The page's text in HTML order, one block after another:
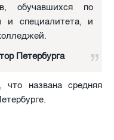
обучавшихся по
и специалитета, и
Петербурга
названа средняя